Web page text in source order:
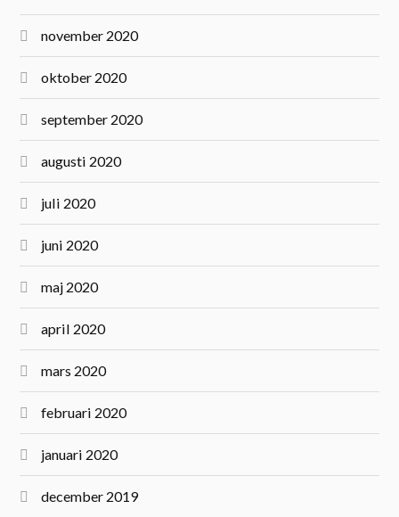
november 2020
oktober 2020
september 2020
augusti 2020
juli 2020
juni 2020
maj 2020
april 2020
mars 2020
februari 2020
januari 2020
december 2019